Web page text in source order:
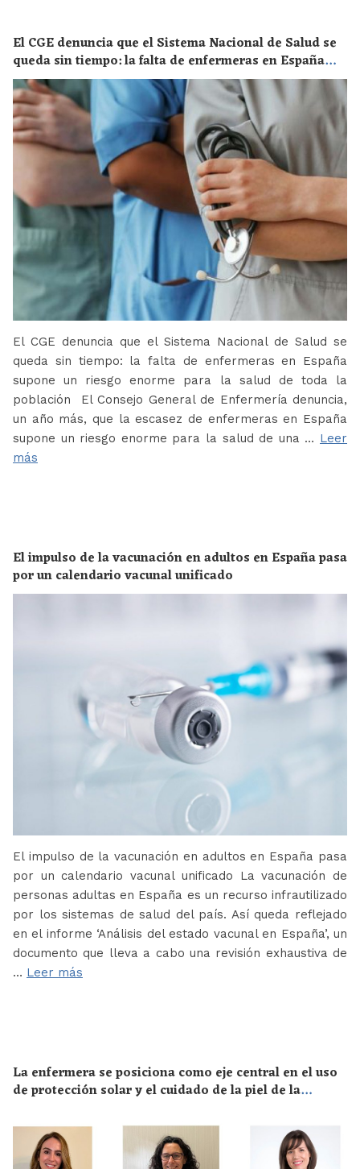
El CGE denuncia que el Sistema Nacional de Salud se
queda sin tiempo: la falta de enfermeras en España
supone un riesgo enorme para la salud de toda la
población
El CGE denuncia que el Sistema Nacional de Salud se
queda sin tiempo: la falta de enfermeras en España
supone un riesgo enorme para la salud de toda la
población El Consejo General de Enfermería denuncia,
un año más, que la escasez de enfermeras en España
supone un riesgo enorme para la salud de una … Leer
más
El impulso de la vacunación en adultos en España pasa
por un calendario vacunal unificado
El impulso de la vacunación en adultos en España pasa
por un calendario vacunal unificado La vacunación de
personas adultas en España es un recurso infrautilizado
por los sistemas de salud del país. Así queda reflejado
en el informe ‘Análisis del estado vacunal en España’, un
documento que lleva a cabo una revisión exhaustiva de
… Leer más
La enfermera se posiciona como eje central en el uso
de protección solar y el cuidado de la piel de la